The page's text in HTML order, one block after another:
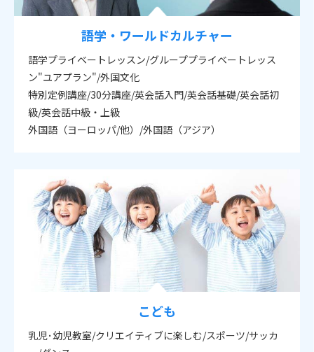
語学・ワールドカルチャー
語学プライベートレッスン/グループプライベートレッス
ン"ユアプラン"/外国文化
特別定例講座/30分講座/英会話入門/英会話基礎/英会話初
級/英会話中級・上級
外国語（ヨーロッパ/他）/外国語（アジア）
こども
乳児･幼児教室/クリエイティブに楽しむ/スポーツ/サッカ